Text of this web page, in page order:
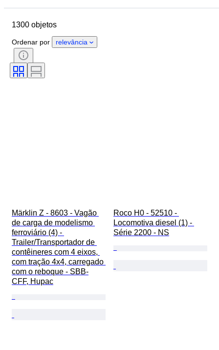
Estado
Estilo
Escala
Controlo
Fonte de alimentação
Empresa ferroviária
1300 objetos
Ordenar por relevância
Märklin Z - 8603 - Vagão
de carga de modelismo
ferroviário (4) -
Trailer/Transportador de
contêineres com 4 eixos,
com tração 4x4, carregado
com o reboque - SBB-
CFF, Hupac
Roco H0 - 52510 -
Locomotiva diesel (1) -
Série 2200 - NS